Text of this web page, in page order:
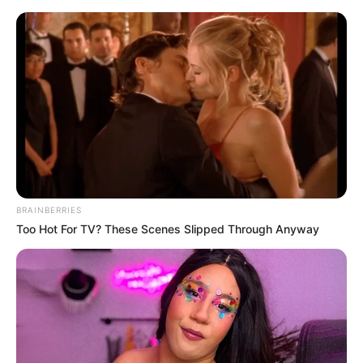
Zittau - Markt
Zittau Veranstaltungen Hotels
« zurück Zittau weiter »
BRAINBERRIES
Too Hot For TV? These Scenes Slipped Through Anyway